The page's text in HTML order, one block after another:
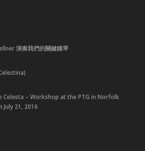
演奏我們的關鍵鍾琴
Celesta – Workshop at the PTG in Norfolk
July 21, 2016